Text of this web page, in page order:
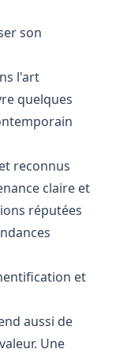
son
l'art
quelques
reconnus
claire et
réputées
et
aussi de
Une